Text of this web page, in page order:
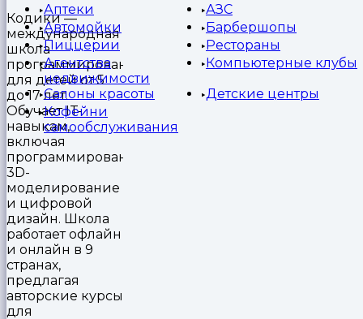
Аптеки
АЗС
Автомойки
Барбершопы
Пиццерии
Рестораны
Агентства
недвижимости
Компьютерные клубы
Салоны красоты
Детские центры
Кофейни
самообслуживания
Кодики —
международная
школа
программирования
для детей от 5
до 17 лет.
Обучает IT-
навыкам,
включая
программирование,
3D-
моделирование
и цифровой
дизайн. Школа
работает офлайн
и онлайн в 9
странах,
предлагая
авторские курсы
для